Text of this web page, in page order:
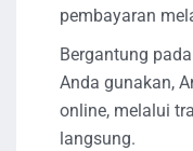
pembayaran
Bergantung
Anda gunakan,
online, melalui
langsung.